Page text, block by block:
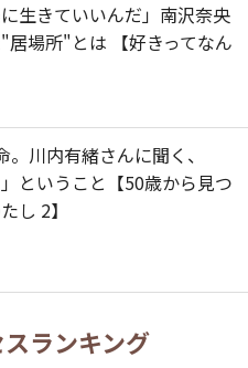
に生きていいんだ」南沢奈央
居場所"とは 【好きってなん
。川内有緒さんに聞く、
」ということ【50歳から見つ
し 2】
ランキング